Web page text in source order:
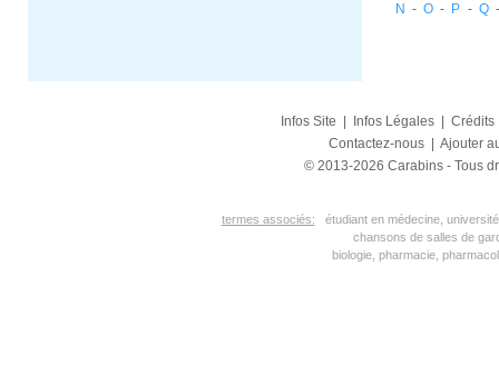
N - O - P - Q
Infos Site Infos Légales Crédits
Contactez-nous| Ajouter
© 2013-2026 Carabins - Tous
termes associés:
étudiant en médecine,
chansons de salles de
biologie, pharmacie,